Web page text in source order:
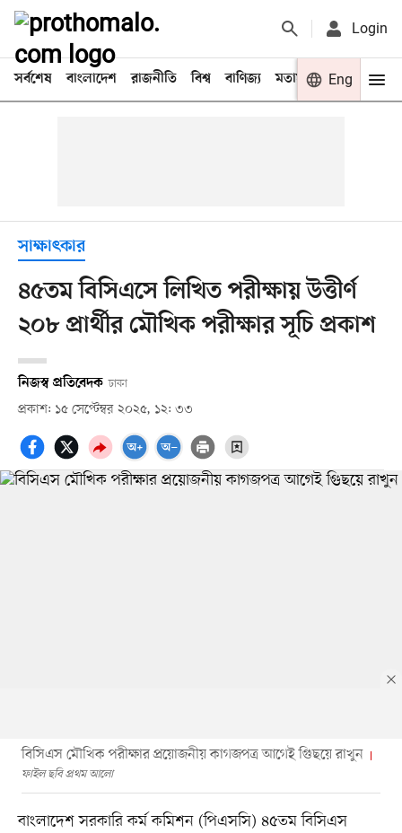
Login
সর্বশেষ বাংলাদেশ রাজনীতি বিশ্ব বাণিজ্য মতামত খেলা
Eng
সাক্ষাৎকার
৪৫তম বিসিএসে লিখিত পরীক্ষায় উত্তীর্ণ
২০৮ প্রার্থীর মৌখিক পরীক্ষার সূচি প্রকাশ
নিজস্ব প্রতিবেদক ঢাকা
প্রকাশ: ১৫ সেপ্টেম্বর ২০২৫, ১২: ৩৩
বিসিএস মৌখিক পরীক্ষার প্রয়োজনীয় কাগজপত্র আগেই গুিছয়ে রাখুন
ফাইল ছবি প্রথম আলো
বাংলাদেশ সরকারি কর্ম কমিশন (পিএসসি) ৪৫তম বিসিএস